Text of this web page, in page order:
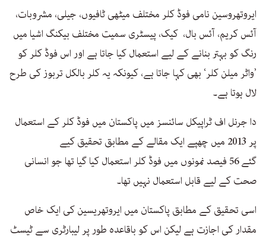
ایروتھروسین نامی فوڈ کلر مختلف میٹھی ٹافیوں، جیلی، مشروبات،
آئس کریم، آئس بال، کیک، پیسٹری سمیت مختلف بیکنگ اشیا میں
رنگ کو بہتر بنانے کے لیے استعمال کیا جاتا ہے اور اس فوڈ کلر کو
’واٹر میلن کلر‘ بھی کہا جاتا ہے، کیونکہ یہ کلر بالکل تربوز کی طرح
لال ہوتا ہے۔
دا جرنل اف ٹراپیکل سائنسز میں پاکستان میں فوڈ کلر کے استعمال
پر 2013 میں چھپے ایک مقالے کے مطابق تحقیق کیے
گئے 56 فیصد نمونوں میں فوڈ کلر استعمال کیا گیا تھا جو انسانی
صحت کے لیے قابل استعمال نہیں تھا۔
اسی تحقیق کے مطابق پاکستان میں ایروتھریسین کی ایک خاص
مقدار کی اجازت ہے لیکن اس کو باقاعدہ طور پر لیبارٹری سے ٹیسٹ